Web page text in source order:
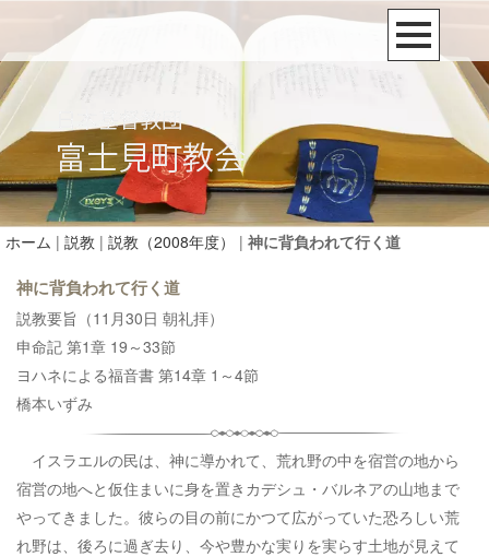
ホーム | 説教 | 説教（2008年度） | 神に背負われて行く道
神に背負われて行く道
説教要旨（11月30日 朝礼拝）
申命記 第1章 19～33節
ヨハネによる福音書 第14章 1～4節
橋本いずみ
イスラエルの民は、神に導かれて、荒れ野の中を宿営の地から
宿営の地へと仮住まいに身を置きカデシュ・バルネアの山地まで
やってきました。彼らの目の前にかつて広がっていた恐ろしい荒
れ野は、後ろに過ぎ去り、今や豊かな実りを実らす土地が見えて